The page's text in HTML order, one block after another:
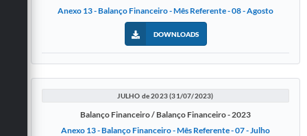
Anexo 13 - Balanço Financeiro - Mês Referente - 08 - Agosto
DOWNLOADS
JULHO de 2023 (31/07/2023)
Balanço Financeiro / Balanço Financeiro - 2023
Anexo 13 - Balanço Financeiro - Mês Referente - 07 - Julho